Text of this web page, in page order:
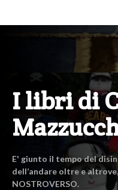
I libri di
E' giunto il tempo del
dell’andare oltre e
NOSTROVERSO.